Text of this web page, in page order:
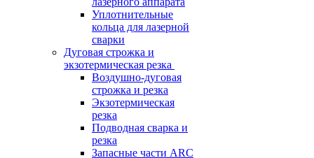
Уплотнительные
кольца для лазерной
сварки
Дуговая строжка и
экзотермическая резка
Воздушно-дуговая
строжка и резка
Экзотермическая
резка
Подводная сварка и
резка
Запасные части ARC